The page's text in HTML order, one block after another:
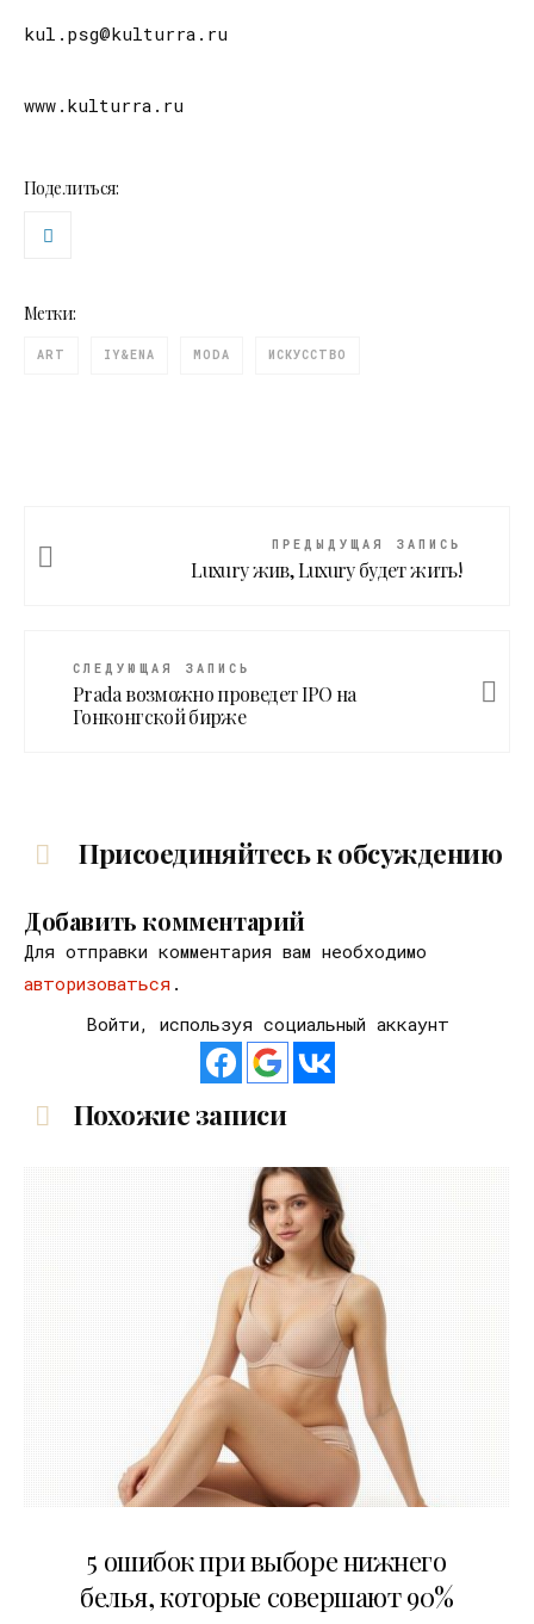
kul.psg@kulturra.ru
www.kulturra.ru
Поделиться:
Метки:
ART IY&ENA MODA ИСКУССТВО
ПРЕДЫДУЩАЯ ЗАПИСЬ
Luxury жив, Luxury будет жить!
СЛЕДУЮЩАЯ ЗАПИСЬ
Prada возможно проведет IPO на
Гонконгской бирже
Присоединяйтесь к обсуждению
Добавить комментарий
Для отправки комментария вам необходимо
авторизоваться .
Войти, используя социальный аккаунт
Похожие записи
5 ошибок при выборе нижнего
белья, которые совершают 90%